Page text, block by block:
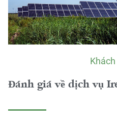
Đánh giá về dịch vụ